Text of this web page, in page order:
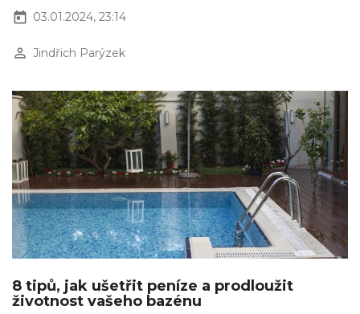
today 03.01.2024, 23:14
perm_identity Jindřich Parýzek
8 tipů, jak ušetřit peníze a prodloužit
životnost vašeho bazénu